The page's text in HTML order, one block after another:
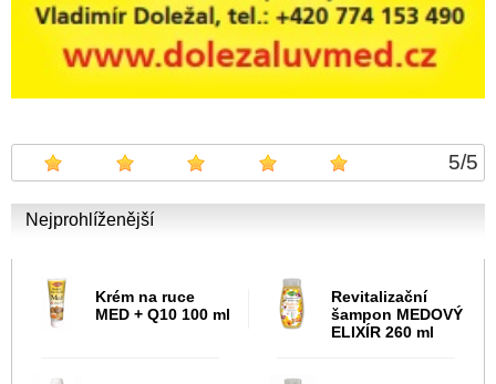
5/5
Nejprohlíženější
Krém na ruce
MED + Q10 100 ml
Revitalizační
šampon MEDOVÝ
ELIXÍR 260 ml